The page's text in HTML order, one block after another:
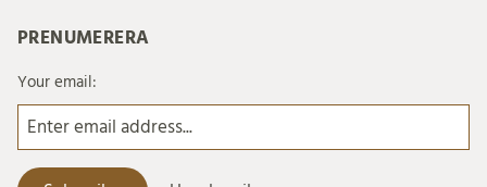
PRENUMERERA
Your email: